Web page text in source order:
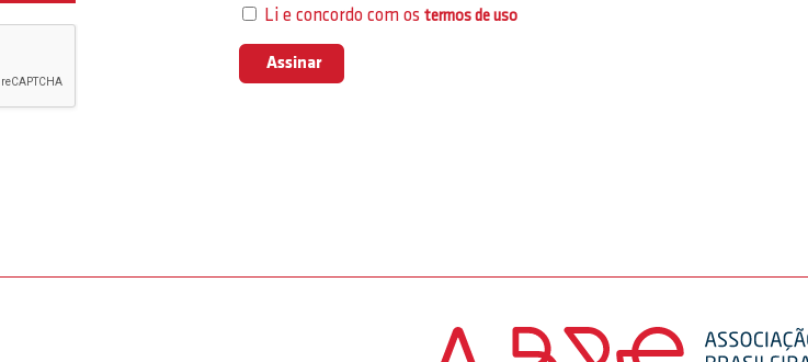
Li e concordo com ostermos de uso